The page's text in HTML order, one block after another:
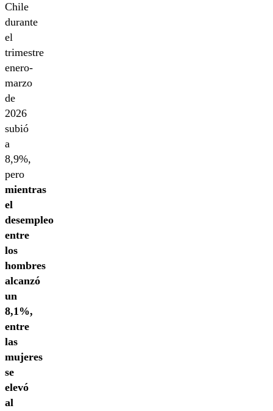
Chile
durante
el
trimestre
enero-
marzo
de
2026
subió
a
8,9%,
pero
mientras
el
desempleo
entre
los
hombres
alcanzó
un
8,1%,
entre
las
mujeres
se
elevó
al